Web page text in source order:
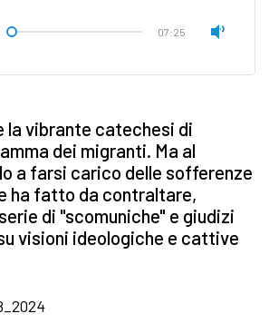
07:25
la vibrante catechesi di
dei migranti. Ma al
a farsi carico delle sofferenze
ha fatto da contraltare,
di "scomuniche" e giudizi
visioni ideologiche e cattive